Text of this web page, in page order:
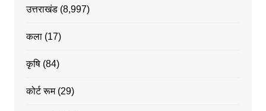
उत्तराखंड(8,997)
कला(17)
कृषि(84)
कोर्ट रूम(29)